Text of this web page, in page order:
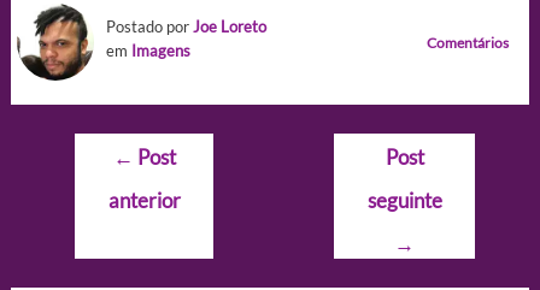
Postado porJoe Loreto
em Imagens Comentários
Navegação
Post
← Post
anterior
Post
seguinte
→